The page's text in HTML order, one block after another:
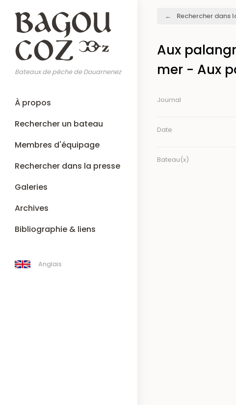
contenu
principal
Bateaux de pêche de Douarnenez
Main
navigation
À propos
Rechercher un bateau
Membres d'équipage
Rechercher dans la presse
Galeries
Archives
Bibliographie & liens
Anglais
Rechercher dans
Aux
mer - Aux
Journal
Date
Bateau(x)